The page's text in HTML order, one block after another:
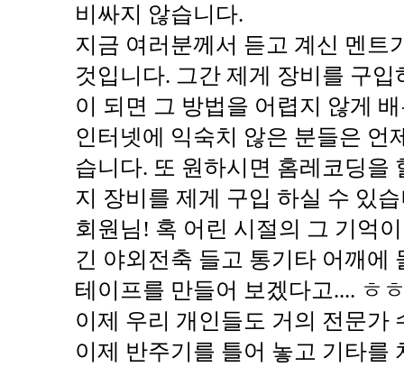
비싸지 않습니다.
지금 여러분께서 듣고 계신 멘트
것입니다. 그간 제게 장비를 구
이 되면 그 방법을 어렵지 않게
인터넷에 익숙치 않은 분들은 언
습니다. 또 원하시면 홈레코딩을
지 장비를 제게 구입 하실 수 있
회원님! 혹 어린 시절의 그 기억
긴 야외전축 들고 통기타 어깨에
테이프를 만들어 보겠다고.... ㅎ
이제 우리 개인들도 거의 전문가
이제 반주기를 틀어 놓고 기타를